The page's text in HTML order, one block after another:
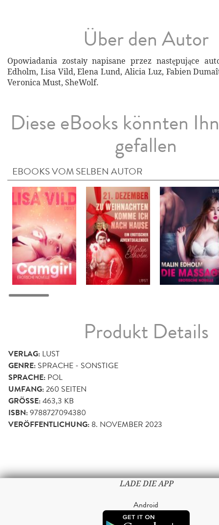
Über den Autor
Opowiadania zostały napisane przez następujące
Edholm, Lisa Vild, Elena Lund, Alicia Luz, Fabien
Veronica Must, SheWolf.
Diese eBooks könnten
gefallen
EBOOKS VOM SELBEN AUTOR
Produkt Details
VERLAG: LUST
GENRE: SPRACHE - SONSTIGE
SPRACHE: POL
UMFANG:260 SEITEN
GRÖSSE: 463,3 KB
ISBN:9788727094380
VERÖFFENTLICHUNG: 8. NOVEMBER 2023
LADE DIE APP
Android